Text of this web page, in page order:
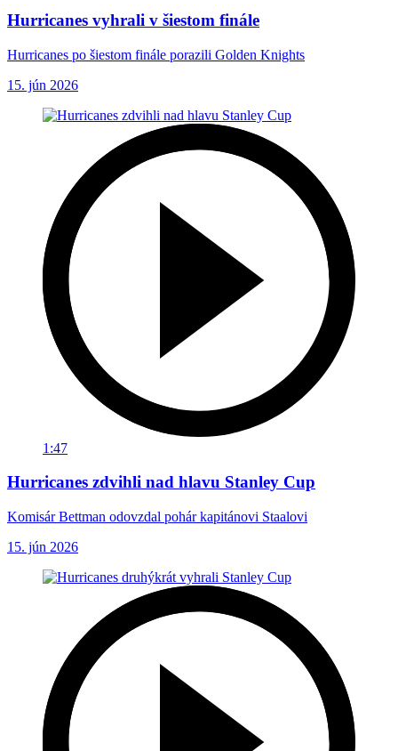
Hurricanes vyhrali v šiestom finále
Hurricanes po šiestom finále porazili Golden Knights
15. jún 2026
1:47
Hurricanes zdvihli nad hlavu Stanley Cup
Komisár Bettman odovzdal pohár kapitánovi Staalovi
15. jún 2026